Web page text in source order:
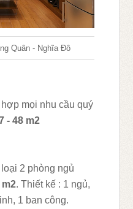
Quân - Nghĩa Đô
mọi nhu cầu quý
- 48 m2
2 phòng ngủ
m2. Thiết kế : 1 ngủ,
1 ban công.